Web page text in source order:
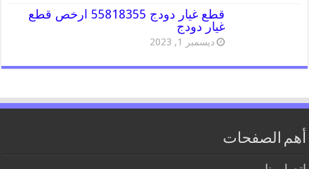
قطع غيار دودج 55818355 ارخص قطع
غيار دودج
ديسمبر 1, 2023
أهم الصفحات